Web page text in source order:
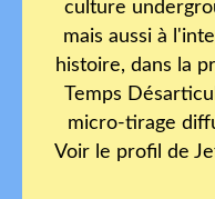
culture
mais aussi à
histoire, dans la
Temps
micro-tirage
Voir le profil de